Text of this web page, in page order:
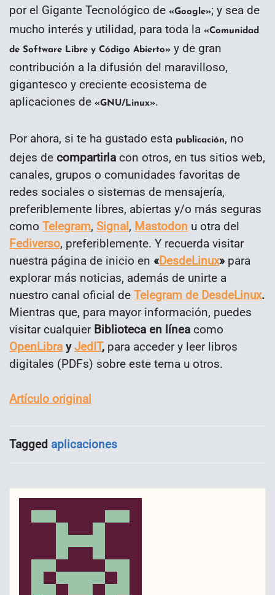
por el Gigante Tecnológico de «Google»; y sea de
mucho interés y utilidad, para toda la «Comunidad
de Software Libre y Código Abierto» y de gran
contribución a la difusión del maravilloso,
gigantesco y creciente ecosistema de
aplicaciones de «GNU/Linux».
Por ahora, si te ha gustado esta publicación, no
dejes de compartirla con otros, en tus sitios web,
canales, grupos o comunidades favoritas de
redes sociales o sistemas de mensajería,
preferiblemente libres, abiertas y/o más seguras
como Telegram, Signal, Mastodon u otra del
Fediverso, preferiblemente. Y recuerda visitar
nuestra página de inicio en «DesdeLinux» para
explorar más noticias, además de unirte a
nuestro canal oficial de Telegram de DesdeLinux.
Mientras que, para mayor información, puedes
visitar cualquier Biblioteca en línea como
OpenLibra yJedIT, para acceder y leer libros
digitales (PDFs) sobre este tema u otros.
Artículo original
Tagged aplicaciones